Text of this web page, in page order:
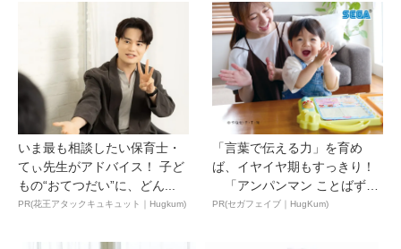
いま最も相談したい保育士・
てぃ先生がアドバイス！ 子ど
もの“おてつだい”に、どん...
PR(花王アタックキュキュット｜Hugkum)
「言葉で伝える力」を育め
ば、イヤイヤ期もすっきり！
「アンパンマン ことばずか
ん...
PR(セガフェイブ｜HugKum)